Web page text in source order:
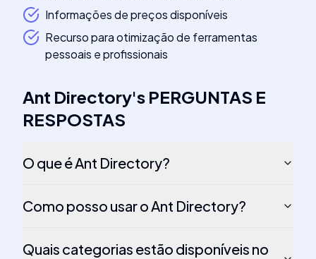
Informações de preços disponíveis
Recurso para otimização de ferramentas
pessoais e profissionais
Ant Directory's PERGUNTAS E
RESPOSTAS
O que é Ant Directory?
Como posso usar o Ant Directory?
Quais categorias estão disponíveis no